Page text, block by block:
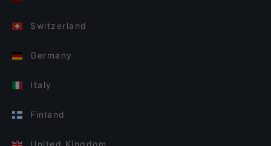
Switzerland
Germany
Italy
Finland
United Kingdom